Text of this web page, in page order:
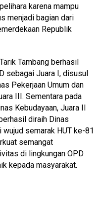
karena mampu
menjadi bagian dari
Republik
Tambang berhasil
sebagai Juara I, disusul
Pekerjaan Umum dan
III. Sementara pada
Kebudayaan, Juara II
diraih Dinas
semarak HUT ke-81
semangat
di lingkungan OPD
kepada masyarakat.